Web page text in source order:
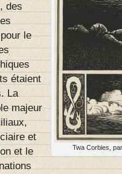
Twa Corbies,
des
le
étaient
La
majeur
et
et le